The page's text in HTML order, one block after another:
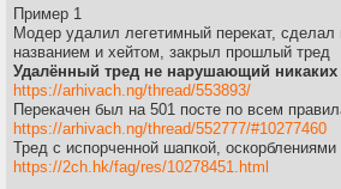
Пример 1
Модер удалил легетимный перекат, сделал
названием и хейтом, закрыл прошлый тред
Удалённый тред не нарушающий никаких
https://arhivach.ng/thread/553893/
Перекачен был на 501 посте по всем
https://arhivach.ng/thread/552777/#10277460
Тред с испорченной шапкой,
https://2ch.hk/fag/res/10278451.html